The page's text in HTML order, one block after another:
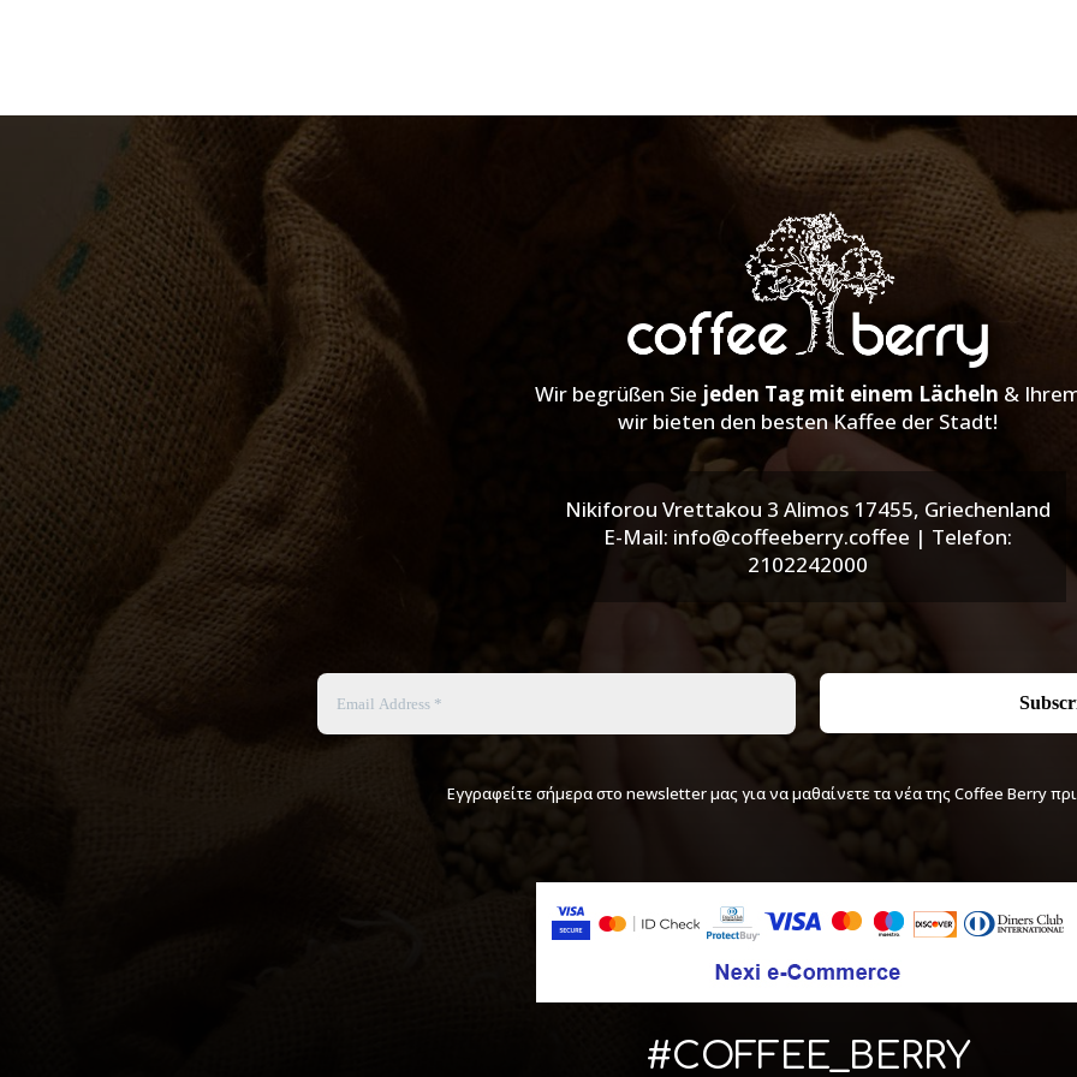
Wir begrüßen Sie jeden Tag mit einem Lächeln &
wir bieten den besten Kaffee der Stadt!
Nikiforou Vrettakou 3 Alimos 17455, Griechenland
E-Mail: info@coffeeberry.coffee | Telefon:
2102242000
Εγγραφείτε σήμερα στο newsletter μας για να μαθαίνετε τα νέα της Coffee Berry
#COFFEE_BERRY